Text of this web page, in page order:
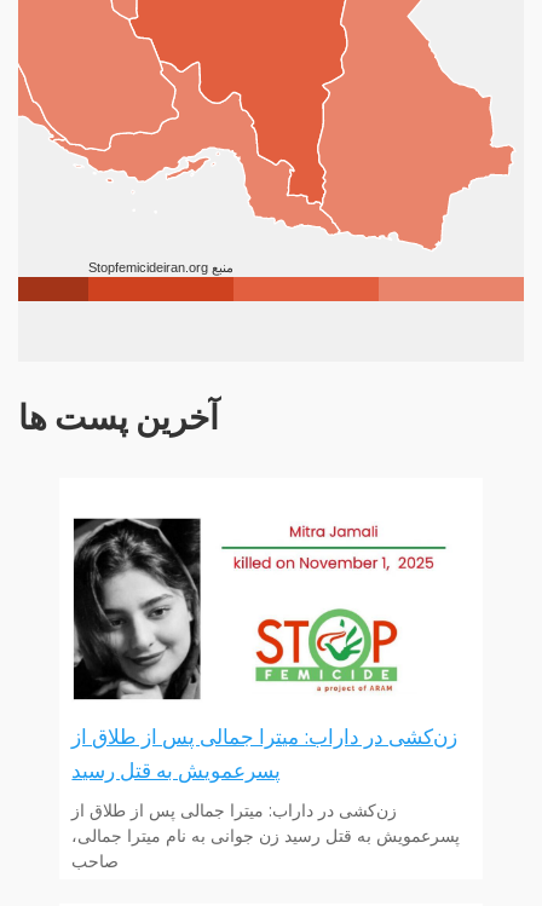
آخرین پست ها
زن‌کشی در داراب: میترا جمالی پس از طلاق از
پسرعمویش به قتل رسید
زن‌کشی در داراب: میترا جمالی پس از طلاق از
پسرعمویش به قتل رسید زن جوانی به نام میترا جمالی،
صاحب